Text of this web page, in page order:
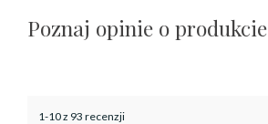
Poznaj opinie o produkcie
1-10 z 93 recenzji